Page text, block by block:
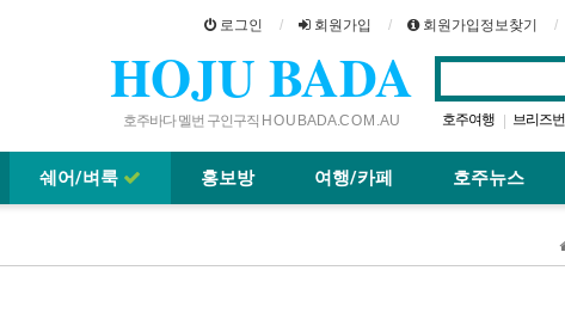
로그인 회원가입 회원가입정보찾기
HOJU BADA
호주바다 멜번 구인구직 H O U B A D A .C O M . A U 호주여행 | 브리즈번
쉐어/벼룩 홍보방 여행/카페 호주뉴스